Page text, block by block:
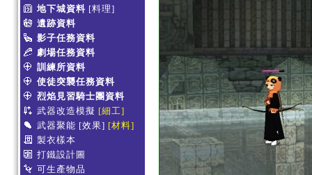
地下城資料 [料理]
遺跡資料
影子任務資料
劇場任務資料
訓練所資料
使徒突襲任務資料
烈焰見習騎士團資料
武器改造模擬 [細工]
武器聚能 [效果] [材料]
製衣樣本
打鐵設計圖
可生產物品